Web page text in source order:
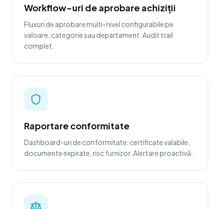
Workflow-uri de aprobare achiziții
Fluxuri de aprobare multi-nivel configurabile pe
valoare, categorie sau departament. Audit trail
complet.
Raportare conformitate
Dashboard-uri de conformitate: certificate valabile,
documente expirate, risc furnizor. Alertare proactivă.